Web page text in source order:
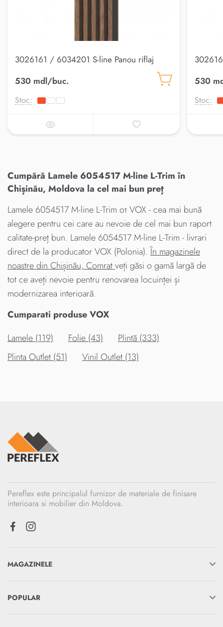
3026161 / 6034201 S-line Panou riflaj
530 mdl/buc.
Stoc:
530
Stoc:
Cumpără Lamele 6054517 M-line L-Trim în
Chișinău, Moldova la cel mai bun preț
Lamele 6054517 M-line L-Trim от VOX - cea mai bună
alegere pentru cei care au nevoie de cel mai bun raport
calitate-preț bun. Lamele 6054517 M-line L-Trim - livrari
direct de la producator VOX (Polonia).În magazinele
noastre din Chișinău, Comratveți găsi o gamă largă de
tot ce aveți nevoie pentru renovarea locuinței și
modernizarea interioară.
Cumparati produse VOX
Lamele (119)
Folie (43)
Plintă (333)
Plinta Outlet (51)
Vinil Outlet (13)
Pereflex este principalul furnizor de materiale de finisare
interioara si mobilier din Moldova.
MAGAZINELE
POPULAR